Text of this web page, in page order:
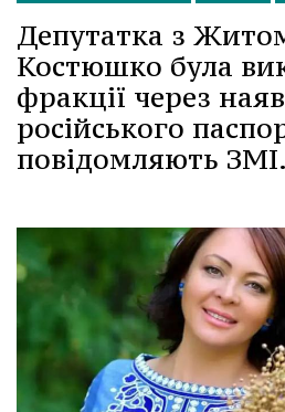
Депутатка з
Костюшко була
фракції через
російського
повідомляють ЗМІ.